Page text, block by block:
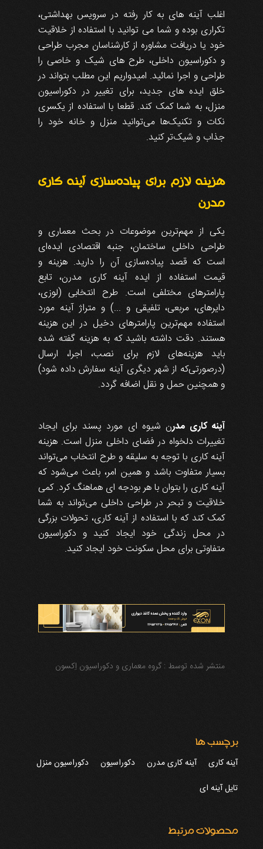
اغلب آینه های به کار رفته در سرویس بهداشتی،
تکراری بوده و شما می توانید با استفاده از خلاقیت
خود یا دریافت مشاوره از کارشناسان مجرب طراحی
و دکوراسیون داخلی، طرح های شیک و خاصی را
طراحی و اجرا نمائید. امیدواریم این مطلب بتواند در
خلق ایده های جدید، برای تغییر در دکوراسیون
منزل، به شما کمک کند. قطعا با استفاده از یکسری
نکات و تکنیک‌ها می‌توانید منزل و خانه خود را
جذاب و شیک‌تر کنید.
هزینه لازم برای پیاده‌سازی آینه کاری
مدرن
یکی از مهم‌ترین موضوعات در بحث معماری و
طراحی داخلی ساختمان، جنبه اقتصادی ایده‌ای
است که قصد پیاده‌سازی آن را دارید. هزینه و
قیمت استفاده از ایده آینه کاری مدرن، تابع
پارامترهای مختلفی است. طرح انتخابی (لوزی،
دایرهای، مربعی، تلفیقی و ...) و متراژ آینه مورد
استفاده مهم‌ترین پارامترهای دخیل در این هزینه
هستند. دقت داشته باشید که به هزینه گفته شده
باید هزینه‌های لازم برای نصب، اجرا، ارسال
(درصورتی‌که از شهر دیگری آینه سفارش داده شود)
و همچنین حمل و نقل اضافه گردد.
آینه کاری مدرن شیوه ای مورد پسند برای ایجاد
تغییرات دلخواه در فضای داخلی منزل است. هزینه
آینه کاری با توجه به سلیقه و طرح انتخاب می‌تواند
بسیار متفاوت باشد و همین امر، باعث می‌شود که
آینه کاری را بتوان با هر بودجه ای هماهنگ کرد. کمی
خلاقیت و تبحر در طراحی داخلی می‌تواند به شما
کمک کند که با استفاده از آینه کاری، تحولات بزرگی
در محل زندگی خود ایجاد کنید و دکوراسیون
متفاوتی برای محل سکونت خود ایجاد کنید.
منتشر شده توسط : گروه معماری و دکوراسیون اِکسون
برچسب ها
آینه کاری آینه کاری مدرن دکوراسیون
دکوراسیون منزل
تایل آینه ای
محصولات مرتبط